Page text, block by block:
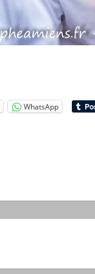
WhatsApp